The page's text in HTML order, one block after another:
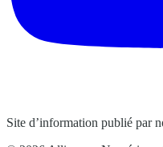
Site d’information publié par